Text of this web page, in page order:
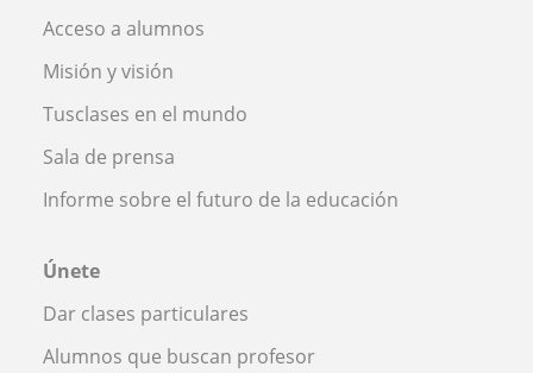
Acceso a alumnos
Misión y visión
Tusclases en el mundo
Sala de prensa
Informe sobre el futuro de la educación
Únete
Dar clases particulares
Alumnos que buscan profesor